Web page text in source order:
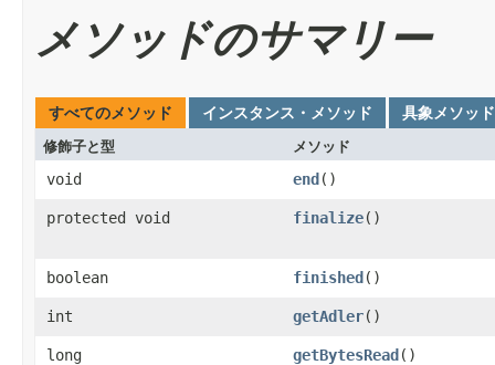
メソッドのサマリー
すべてのメソッド インスタンス・メソッド 具象メソッド
修飾子と型 メソッド
void end()
protected void finalize()
boolean finished()
int getAdler()
long getBytesRead()